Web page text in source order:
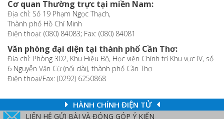
Cơ quan Thường trực tại miền Nam:
Địa chỉ: Số 19 Phạm Ngọc Thạch,
Thành phố Hồ Chí Minh
Điện thoại: (080) 84083; Fax: (080) 84081
Văn phòng đại diện tại thành phố Cần Thơ:
Địa chỉ: Phòng 302, Khu Hiệu Bộ, Học viện Chính trị Khu vực IV, số
6 Nguyễn Văn Cừ (nối dài), thành phố Cần Thơ
Điện thoại/Fax: (0292) 6250868
HÀNH CHÍNH ĐIỆN TỬ
LIÊN HỆ GỬI BÀI VÀ ĐÓNG GÓP Ý KIẾN